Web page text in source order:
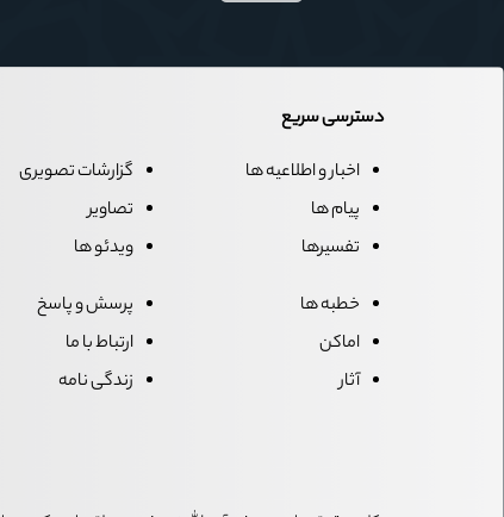
دسترسی سریع
اخبار و اطلاعیه ها
پیام ها
تفسیرها
گزارشات تصویری
تصاویر
ویدئو ها
خطبه ها
اماکن
آثار
پرسش و پاسخ
ارتباط با ما
زندگی نامه